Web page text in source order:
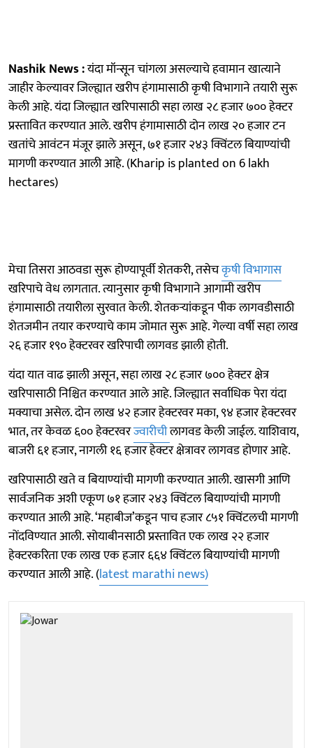
Nashik News :यंदा मॉन्सून चांगला असल्याचे हवामान खात्याने
जाहीर केल्यावर जिल्ह्यात खरीप हंगामासाठी कृषी विभागाने तयारी सुरू
केली आहे. यंदा जिल्ह्यात खरिपासाठी सहा लाख २८ हजार ७०० हेक्टर
प्रस्तावित करण्यात आले. खरीप हंगामासाठी दोन लाख २० हजार टन
खतांचे आवंटन मंजूर झाले असून, ७१ हजार २४३ क्विंटल बियाण्यांची
मागणी करण्यात आली आहे. (Kharip is planted on 6 lakh
hectares)
मेचा तिसरा आठवडा सुरू होण्यापूर्वी शेतकरी, तसेचकृषी विभागास
खरिपाचे वेध लागतात. त्यानुसार कृषी विभागाने आगामी खरीप
हंगामासाठी तयारीला सुरवात केली. शेतकऱ्यांकडून पीक लागवडीसाठी
शेतजमीन तयार करण्याचे काम जोमात सुरू आहे. गेल्या वर्षी सहा लाख
२६ हजार १९० हेक्टरवर खरिपाची लागवड झाली होती.
यंदा यात वाढ झाली असून, सहा लाख २८ हजार ७०० हेक्टर क्षेत्र
खरिपासाठी निश्चित करण्यात आले आहे. जिल्ह्यात सर्वाधिक पेरा यंदा
मक्याचा असेल. दोन लाख ४२ हजार हेक्टरवर मका, ९४ हजार हेक्टरवर
भात, तर केवळ ६०० हेक्टरवरज्वारीचीलागवड केली जाईल. याशिवाय,
बाजरी ६१ हजार, नागली १६ हजार हेक्टर क्षेत्रावर लागवड होणार आहे.
खरिपासाठी खते व बियाण्यांची मागणी करण्यात आली. खासगी आणि
सार्वजनिक अशी एकूण ७१ हजार २४३ क्विंटल बियाण्यांची मागणी
करण्यात आली आहे. ‘महाबीज’कडून पाच हजार ८५१ क्विंटलची मागणी
नोंदविण्यात आली. सोयाबीनसाठी प्रस्तावित एक लाख २२ हजार
हेक्टरकरिता एक लाख एक हजार ६६४ क्विंटल बियाण्यांची मागणी
करण्यात आली आहे. (latest marathi news)